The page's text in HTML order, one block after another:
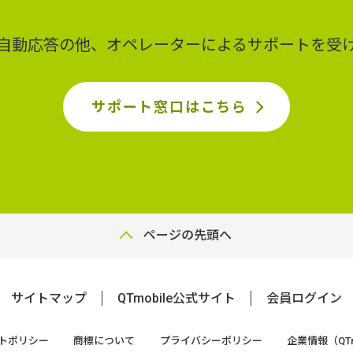
動応答の他、オペレーターによるサポートを受
サポート窓口はこちら
ページの先頭へ
サイトマップ QTmobile公式サイト 会員ログイン
ポリシー 商標について プライバシーポリシー 企業情報（